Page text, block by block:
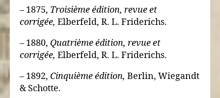
– 1875, Troisième édition, revue et
corrigée, Elberfeld, R. L. Friderichs.
– 1880, Quatrième édition, revue et
corrigée, Elberfeld, R. L. Friderichs.
– 1892, Cinquième édition, Berlin, Wiegandt
& Schotte.